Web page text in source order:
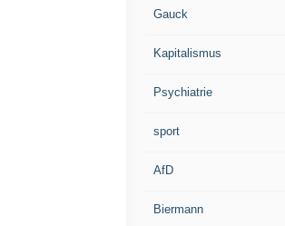
Gauck
Kapitalismus
Psychiatrie
sport
AfD
Biermann